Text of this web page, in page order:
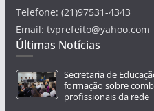
Telefone: (21)97531-4343
Email: tvprefeito@yahoo.com
Últimas Notícias
Secretaria de
formação sobre
profissionais da rede